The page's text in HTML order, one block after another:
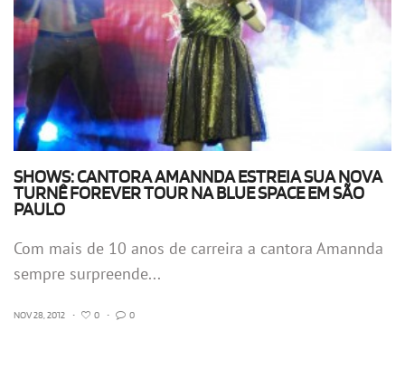
SHOWS: CANTORA AMANNDA ESTREIA SUA NOVA
TURNÊ FOREVER TOUR NA BLUE SPACE EM SÃO
PAULO
Com mais de 10 anos de carreira a cantora Amannda
sempre surpreende...
NOV 28, 2012 • 0 • 0